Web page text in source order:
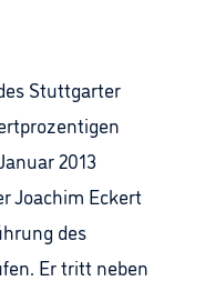
Stuttgarter
2013
Joachim Eckert
des
Er tritt neben